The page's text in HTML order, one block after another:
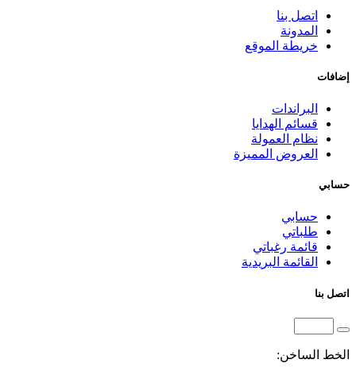
اتصل بنا
المدونة
خريطة الموقع
إضافات
البراندات
قسائم الهدايا
نظام العمولة
العروض المميزة
حسابي
حسابي
طلباتي
قائمة رغباتي
القائمة البريدية
اتصل بنا
الخط الساخن: